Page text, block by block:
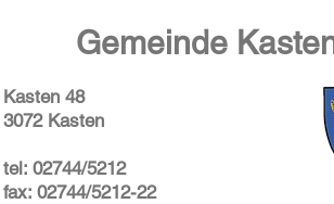
Gemeinde
Kasten 48
3072 Kasten
tel: 02744/5212
fax: 02744/5212-22